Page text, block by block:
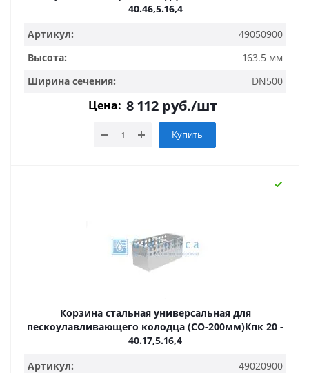
40.46,5.16,4
Артикул:
49050900
Высота:
163.5 мм
Ширина сечения:
DN500
Цена: 8 112 руб./шт
Купить
Корзина стальная универсальная для
пескоулавливающего колодца (СО-200мм)Кпк 20 -
40.17,5.16,4
Артикул:
49020900